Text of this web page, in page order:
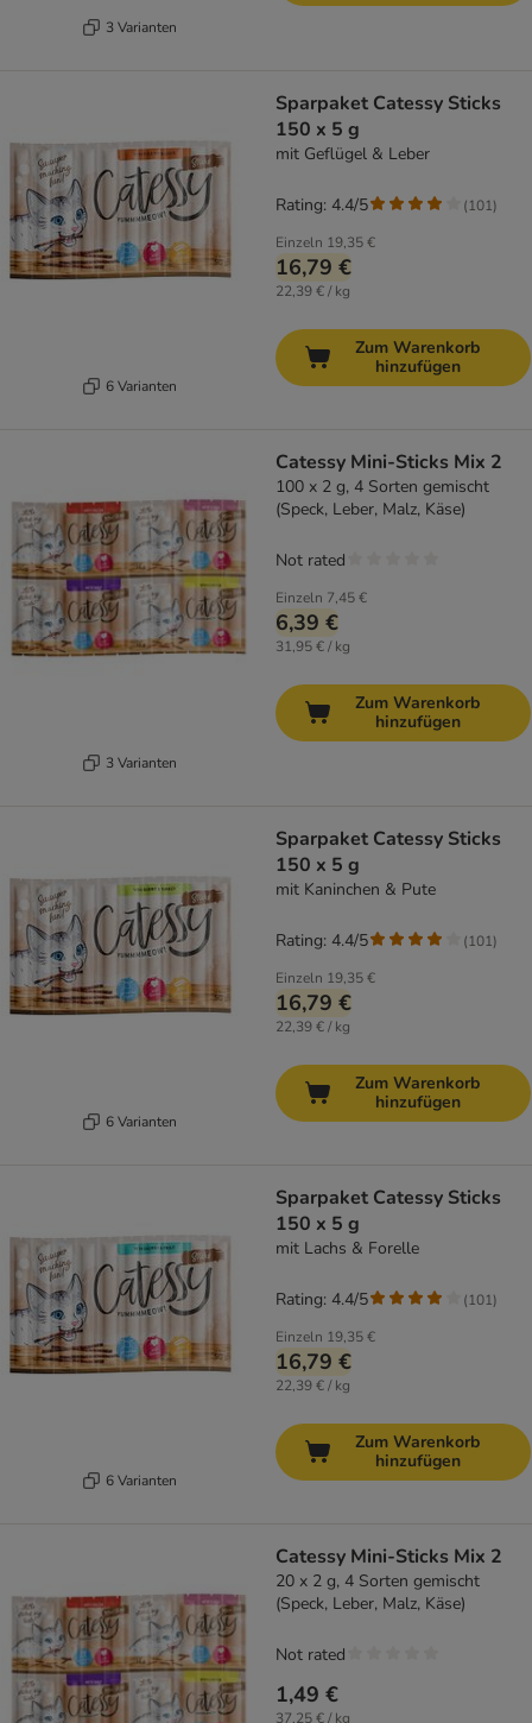
3 Varianten
6 Varianten
Sparpaket Catessy Sticks
150 x 5 g
mit Geflügel & Leber
Einzeln 19,35 €
16,79 €
22,39 € / kg
Rating: 4.4/5 (101)
Zum Warenkorb
hinzufügen
3 Varianten
Catessy Mini-Sticks Mix 2
100 x 2 g, 4 Sorten gemischt
(Speck, Leber, Malz, Käse)
Einzeln 7,45 €
6,39 €
31,95 € / kg
Not rated
Zum Warenkorb
hinzufügen
6 Varianten
Sparpaket Catessy Sticks
150 x 5 g
mit Kaninchen & Pute
Einzeln 19,35 €
16,79 €
22,39 € / kg
Rating: 4.4/5 (101)
Zum Warenkorb
hinzufügen
6 Varianten
Sparpaket Catessy Sticks
150 x 5 g
mit Lachs & Forelle
Einzeln 19,35 €
16,79 €
22,39 € / kg
Rating: 4.4/5 (101)
Zum Warenkorb
hinzufügen
Catessy Mini-Sticks Mix 2
20 x 2 g, 4 Sorten gemischt
(Speck, Leber, Malz, Käse)
1,49 €
37,25 € / kg
Not rated